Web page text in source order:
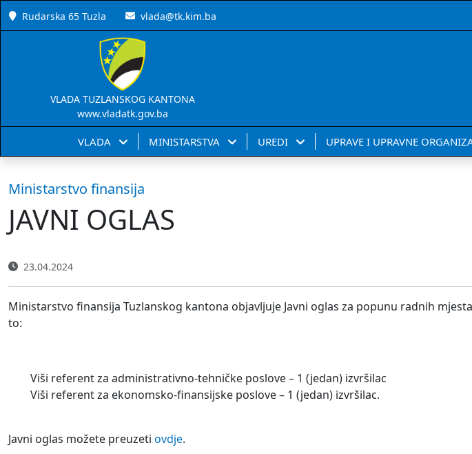
Rudarska 65 Tuzla vlada@tk.kim.ba
VLADA TUZLANSKOG KANTONA
www.vladatk.gov.ba
VLADA MINISTARSTVA UREDI UPRAVE I UPRAVNE
Ministarstvo finansija
JAVNI OGLAS
23.04.2024
Ministarstvo finansija Tuzlanskog kantona objavljuje Javni oglas za popunu radnih
to:
Viši referent za administrativno-tehničke poslove – 1 (jedan) izvršilac
Viši referent za ekonomsko-finansijske poslove – 1 (jedan) izvršilac.
Javni oglas možete preuzeti ovdje.